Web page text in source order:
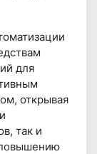
для
открывая
так и